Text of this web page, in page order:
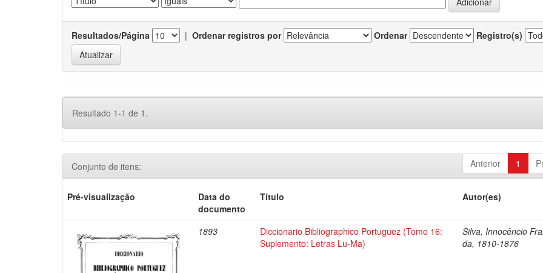
Resultados/Página | Ordenar registros por Ordenar Registro(s)
Resultado 1-1 de 1.
Anterior 1
Conjunto de itens:
Pré-visualização
Data do
documento
Título Autor(es)
1893
Diccionario Bibliographico Portuguez (Tomo 16:
Suplemento: Letras Lu-Ma)
Silva, Innocêncio
da, 1810-1876